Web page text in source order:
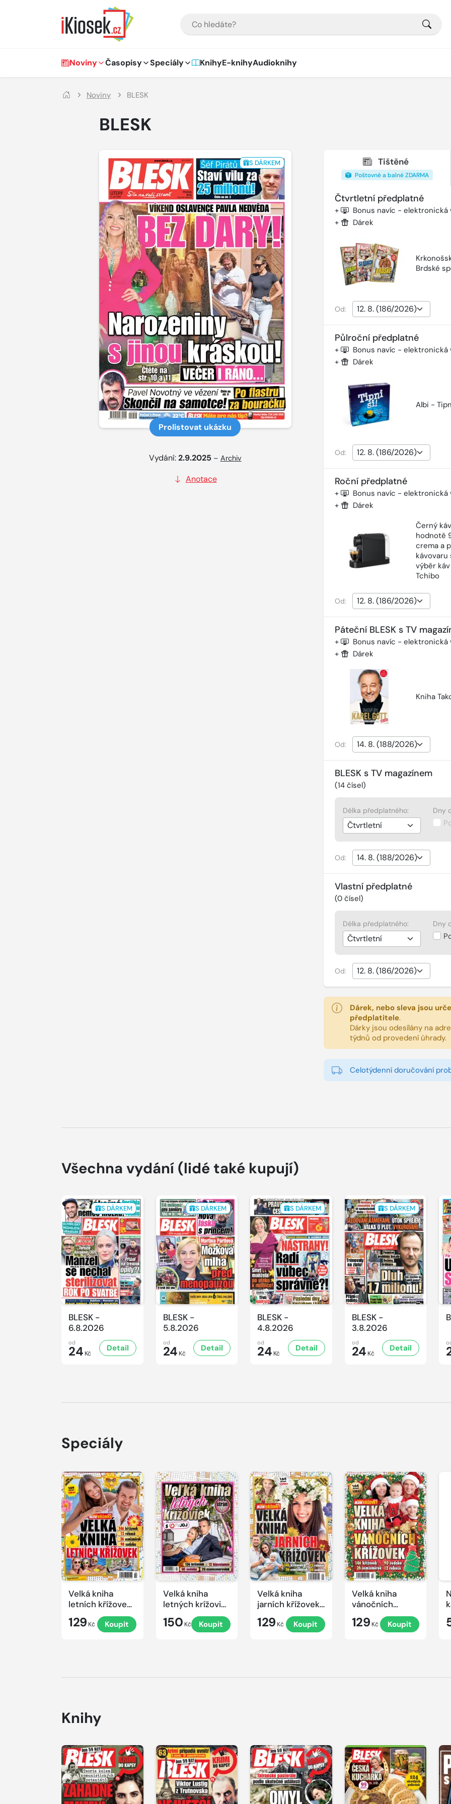
Hlavní navigace
Noviny Časopisy Speciály KnihyE-knihyAudioknihy
Noviny BLESK
BLESK
S DÁRKEM
Prolistovat ukázku
Vydání:2.9.2025 – Archiv
Anotace
Tištěné
Poštovné a balné ZDARMA
Čtvrtletní předplatné
+ Bonus navíc - elektronická
+ Dárek
Brdské
Od:
Půlroční předplatné
+ Bonus navíc - elektronická
+ Dárek
Albi -
Od:
Roční předplatné
+ Bonus navíc - elektronická
+
Dárek
Černý
hodnotě
crema a
kávovaru
výběr
Tchibo
Od:
Páteční BLESK s TV
+ Bonus navíc - elektronická
+ Dárek
Kniha
Od:
BLESK s TV magazínem
(14čísel)
Délka předplatného: Dny
Od:
Vlastní předplatné
(0čísel)
Délka předplatného: Dny
Od:
Dárek, nebo sleva jsou
předplatitele.
Dárky jsou odesílány na
týdnů od provedení úhrady.
Celotýdenní doručování
Všechna vydání (lidé také kupují)
S DÁRKEM
BLESK -
6.8.2026
od
24 Kč
Detail
S DÁRKEM
BLESK -
5.8.2026
od
24 Kč
Detail
S DÁRKEM
BLESK -
4.8.2026
od
24 Kč
Detail
S DÁRKEM
BLESK -
3.8.2026
od
24 Kč
Detail
Speciály
Velká kniha
letních křížovek
129 Kč Koupit
Velká kniha
letných krížoviek
s TV JOJ 2026
150 Kč Koupit
Velká kniha
jarních křížovek
129 Kč Koupit
Velká kniha
vánočních
křížovek 2025
129 Kč Koupit
Knihy